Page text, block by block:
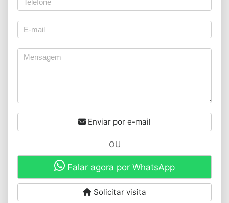
Enviar por e-mail
OU
Falar agora por WhatsApp
Solicitar visita